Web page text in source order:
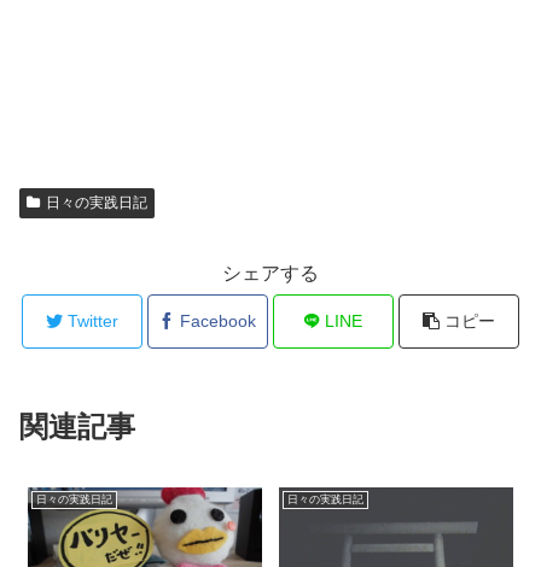
日々の実践日記
シェアする
Twitter Facebook LINE コピー
関連記事
日々の実践日記 日々の実践日記